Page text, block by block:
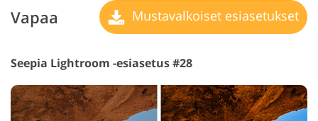
Vapaa Mustavalkoiset esiasetukset
Seepia Lightroom -esiasetus #28